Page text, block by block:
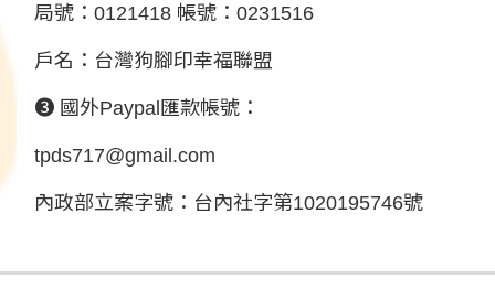
局號：0121418 帳號：0231516
戶名：台灣狗腳印幸福聯盟
❸ 國外Paypal匯款帳號：
tpds717@gmail.com
內政部立案字號：台內社字第1020195746號